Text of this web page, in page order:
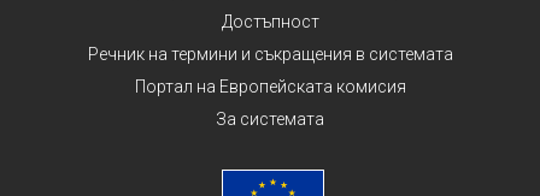
Достъпност
Речник на термини и съкращения в системата
Портал на Европейската комисия
За системата